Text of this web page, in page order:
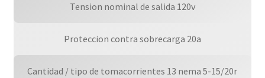
Tension nominal de salida 120v
Proteccion contra sobrecarga 20a
Cantidad / tipo de tomacorrientes 13 nema 5-15/20r